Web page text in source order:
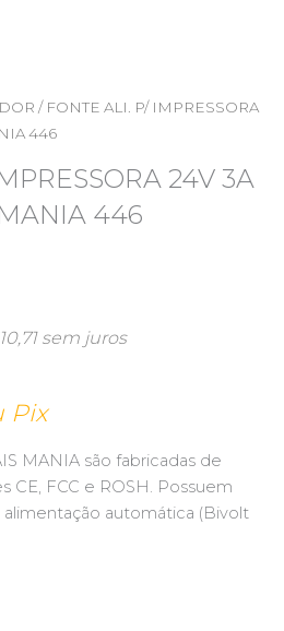
/ FONTE ALI. P/ IMPRESSORA
446
24V 3A
446
10,71sem juros
Pix
MANIA são fabricadas de
FCC e ROSH. Possuem
automática (Bivolt